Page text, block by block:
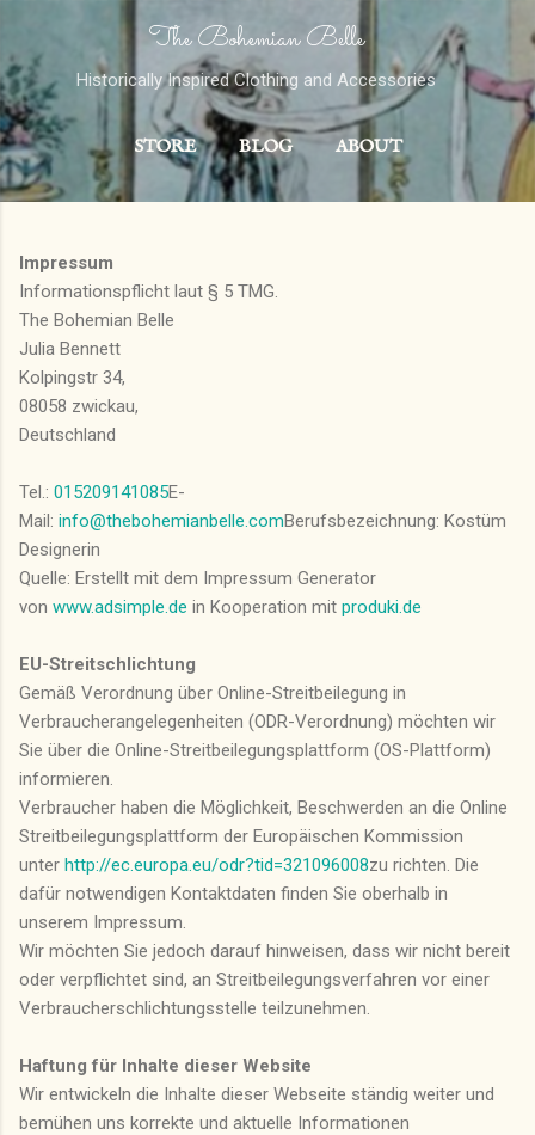
Skip to main content
The Bohemian Belle
Historically Inspired Clothing and Accessories
STORE BLOG ABOUT
CONTACT MORE…
Impressum
Informationspflicht laut § 5 TMG.
The Bohemian Belle
Julia Bennett
Kolpingstr 34,
08058 zwickau,
Deutschland
Tel.: 015209141085E-
Mail: info@thebohemianbelle.comBerufsbezeichnung: Kostüm
Designerin
Quelle: Erstellt mit dem Impressum Generator
von www.adsimple.de in Kooperation mit produki.de
EU-Streitschlichtung
Gemäß Verordnung über Online-Streitbeilegung in
Verbraucherangelegenheiten (ODR-Verordnung) möchten wir
Sie über die Online-Streitbeilegungsplattform (OS-Plattform)
informieren.
Verbraucher haben die Möglichkeit, Beschwerden an die Online
Streitbeilegungsplattform der Europäischen Kommission
unter http://ec.europa.eu/odr?tid=321096008zu richten. Die
dafür notwendigen Kontaktdaten finden Sie oberhalb in
unserem Impressum.
Wir möchten Sie jedoch darauf hinweisen, dass wir nicht bereit
oder verpflichtet sind, an Streitbeilegungsverfahren vor einer
Verbraucherschlichtungsstelle teilzunehmen.
Haftung für Inhalte dieser Website
Wir entwickeln die Inhalte dieser Webseite ständig weiter und
bemühen uns korrekte und aktuelle Informationen